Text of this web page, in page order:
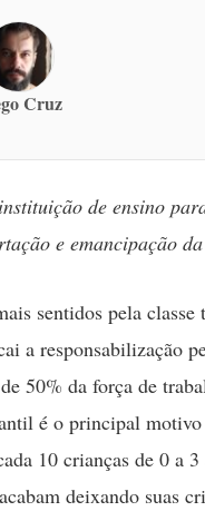
Cruz
de ensino
e emancipação
sentidos pela classe
a responsabilização
50% da força de
é o principal
10 crianças de 0 a 3
deixando suas